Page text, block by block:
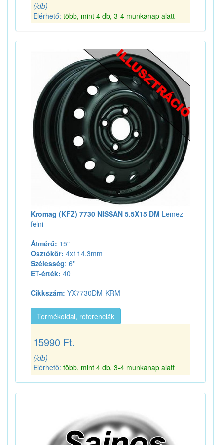
(/db)
Elérhető: több, mint 4 db, 3-4 munkanap alatt
Kromag (KFZ) 7730 NISSAN 5.5X15 DM Lemez
felni
Átmérő: 15"
Osztókör: 4x114.3mm
Szélesség: 6"
ET-érték: 40
Cikkszám: YX7730DM-KRM
Termékoldal, referenciák
15990 Ft.
(/db)
Elérhető: több, mint 4 db, 3-4 munkanap alatt